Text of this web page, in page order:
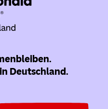
Deutschland.